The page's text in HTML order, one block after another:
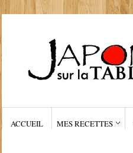
ACCUEIL MES RECETTES